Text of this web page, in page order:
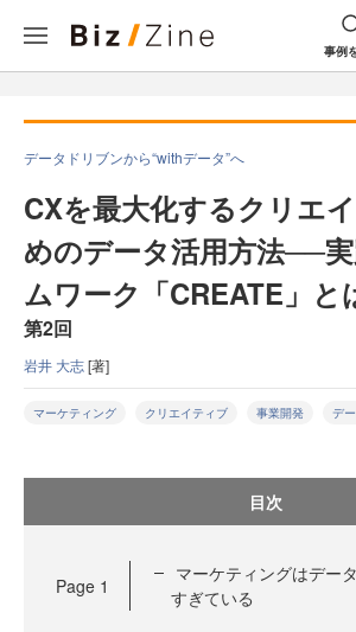
事例
データドリブンから“withデータ”へ
CXを最大化するクリエ
めのデータ活用方法──
ムワーク「CREATE」と
第2回
岩井 大志[著]
マーケティング クリエイティブ 事業開発 デ
目次
Page 1
マーケティングはデー
すぎている